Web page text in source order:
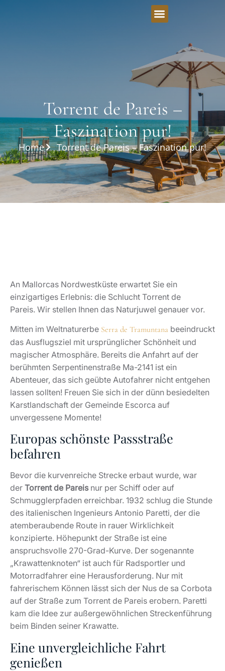
Torrent de Pareis –
Faszination pur!
Home Torrent de Pareis – Faszination pur!
An Mallorcas Nordwestküste erwartet Sie ein
einzigartiges Erlebnis: die Schlucht Torrent de
Pareis. Wir stellen Ihnen das Naturjuwel genauer vor.
Mitten im Weltnaturerbe Serra de Tramuntana beeindruckt
das Ausflugsziel mit ursprünglicher Schönheit und
magischer Atmosphäre. Bereits die Anfahrt auf der
berühmten Serpentinenstraße Ma-2141 ist ein
Abenteuer, das sich geübte Autofahrer nicht entgehen
lassen sollten! Freuen Sie sich in der dünn besiedelten
Karstlandschaft der Gemeinde Escorca auf
unvergessene Momente!
Europas schönste Passstraße
befahren
Bevor die kurvenreiche Strecke erbaut wurde, war
der Torrent de Pareisnur per Schiff oder auf
Schmugglerpfaden erreichbar. 1932 schlug die Stunde
des italienischen Ingenieurs Antonio Paretti, der die
atemberaubende Route in rauer Wirklichkeit
konzipierte. Höhepunkt der Straße ist eine
anspruchsvolle 270-Grad-Kurve. Der sogenannte
„Krawattenknoten“ ist auch für Radsportler und
Motorradfahrer eine Herausforderung. Nur mit
fahrerischem Können lässt sich der Nus de sa Corbota
auf der Straße zum Torrent de Pareis erobern. Paretti
kam die Idee zur außergewöhnlichen Streckenführung
beim Binden seiner Krawatte.
Eine unvergleichliche Fahrt
genießen